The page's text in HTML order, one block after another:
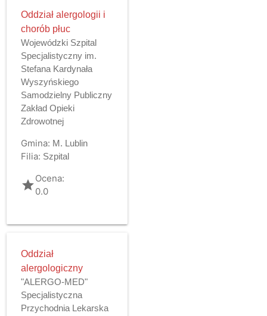
Oddział alergologii i
chorób płuc
Wojewódzki Szpital
Specjalistyczny im.
Stefana Kardynała
Wyszyńskiego
Samodzielny Publiczny
Zakład Opieki
Zdrowotnej
Gmina: M. Lublin
Filia: Szpital
gradeOcena:
0.0
Oddział
alergologiczny
"ALERGO-MED"
Specjalistyczna
Przychodnia Lekarska